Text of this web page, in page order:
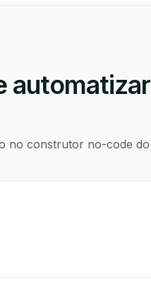
no construtor no-code